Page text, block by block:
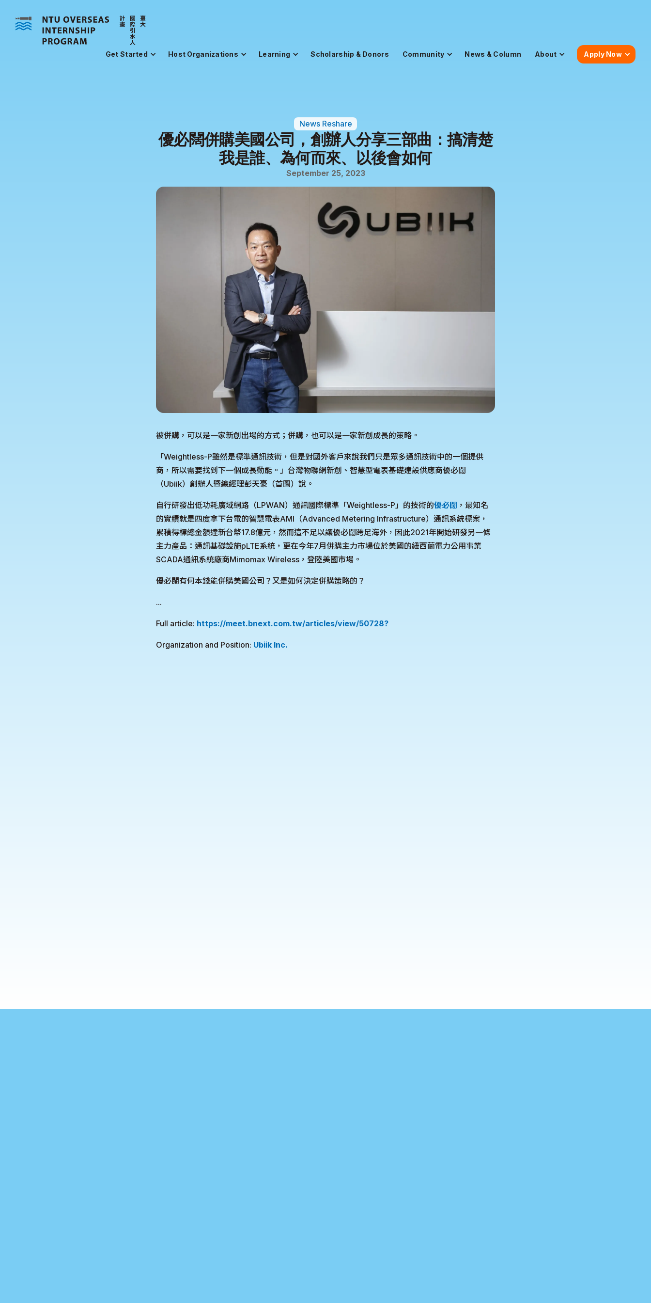
Get Started Host Organizations Learning Scholarship & Donors Community News & Column About Apply Now
News Reshare
優必闊併購美國公司，創辦人分享三部曲：搞清楚
我是誰、為何而來、以後會如何
September 25, 2023
被併購，可以是一家新創出場的方式；併購，也可以是一家新創成長的策略。
「Weightless-P雖然是標準通訊技術，但是對國外客戶來說我們只是眾多通訊技術中的一個提供
商，所以需要找到下一個成長動能。」台灣物聯網新創、智慧型電表基礎建設供應商優必闊
（Ubiik）創辦人暨總經理彭天豪（首圖）說。
自行研發出低功耗廣域網路（LPWAN）通訊國際標準「Weightless-P」的技術的優必闊 ，最知名
的實績就是四度拿下台電的智慧電表AMI（Advanced Metering Infrastructure）通訊系統標案，
累積得標總金額達新台幣17.8億元，然而這不足以讓優必闊跨足海外，因此2021年開始研發另一條
主力產品：通訊基礎設施pLTE系統，更在今年7月併購主力市場位於美國的紐西蘭電力公用事業
SCADA通訊系統廠商Mimomax Wireless，登陸美國市場。
優必闊有何本錢能併購美國公司？又是如何決定併購策略的？
...
Full article: https://meet.bnext.com.tw/articles/view/50728?
Organization and Position: Ubiik Inc.